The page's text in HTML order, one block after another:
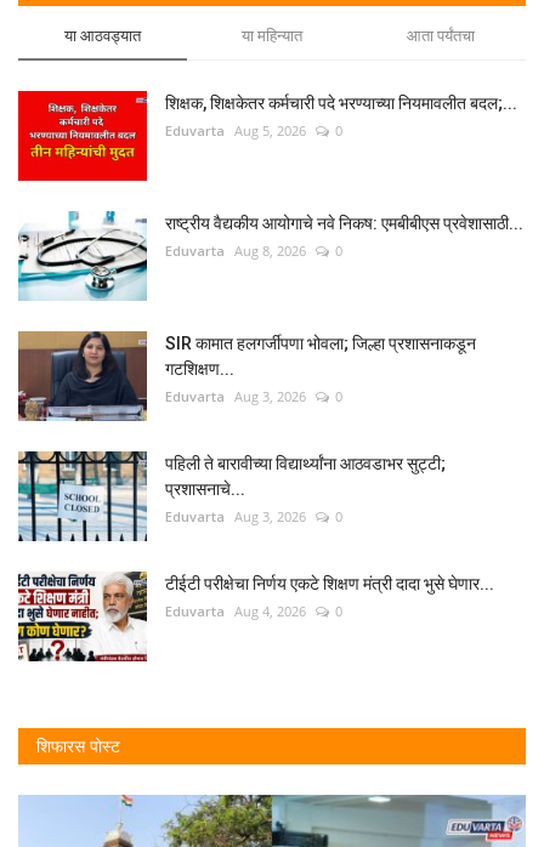
या आठवड्यात या महिन्यात आता पर्यंतचा
शिक्षक, शिक्षकेतर कर्मचारी पदे भरण्याच्या नियमावलीत बदल;...
Eduvarta Aug 5, 2026 0
राष्ट्रीय वैद्यकीय आयोगाचे नवे निकष: एमबीबीएस प्रवेशासाठी...
Eduvarta Aug 8, 2026 0
SIR कामात हलगर्जीपणा भोवला; जिल्हा प्रशासनाकडून
गटशिक्षण...
Eduvarta Aug 3, 2026 0
पहिली ते बारावीच्या विद्यार्थ्यांना आठवडाभर सुट्टी;
प्रशासनाचे...
Eduvarta Aug 3, 2026 0
टीईटी परीक्षेचा निर्णय एकटे शिक्षण मंत्री दादा भुसे घेणार...
Eduvarta Aug 4, 2026 0
शिफारस पोस्ट